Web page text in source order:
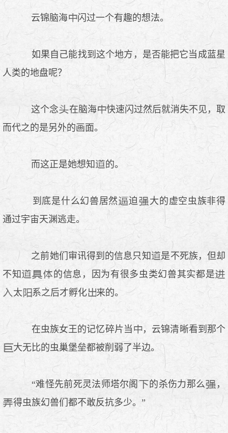
云锦脑海 闪过一个有趣的想法。
如果自己能找到这个地方，是否能把它当成蓝星
人类的地盘呢？
这个念 在脑海
快速闪过然后就消失不见，取
而代之的是另外的画面。
而这正是她想知 的。
到底是什么幻兽居然 迫
大的虚空虫族非得
通过宇宙天渊逃走。
之前她们审讯得到的信息只知
是不死族，但却
不知
的信息，因为有很多虫类幻兽其实都是
太
系之后才孵化 来的。
在虫族女王的记忆碎片当
，云锦清晰看到那个
大无比的虫巢堡垒都被削弱了半边。
“难怪先前死灵法师塔尔阁 的杀伤力那么
，
得虫族幻兽们都不敢反抗多少。”